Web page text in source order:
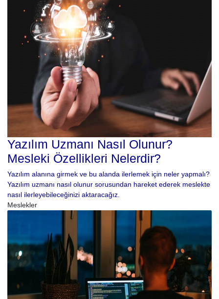
Yazılım Uzmanı Nasıl Olunur?
Mesleki Özellikleri Nelerdir?
Yazılım alanına girmek ve bu alanda ilerlemek için neler yapmalı?
Yazılım uzmanı nasıl olunur sorusundan hareket ederek meslekte
nasıl ilerleyebileceğinizi aktaracağız.
Meslekler